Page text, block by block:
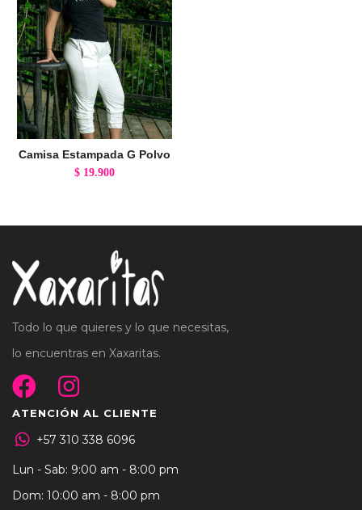
Camisa Estampada G Polvo
$ 19.900
Todo lo que quieres y lo que necesitas,
lo encuentras en Xaxaritas.
ATENCIÓN AL CLIENTE
+57 310 338 6096
Lun - Sab: 9:00 am - 8:00 pm
Dom: 10:00 am - 8:00 pm